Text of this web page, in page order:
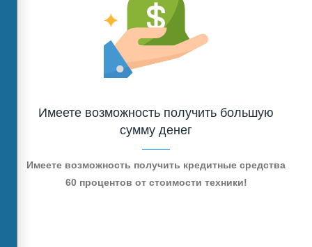
Имеете возможность получить большую
сумму денег
Имеете возможность получить кредитные средства
60 процентов от стоимости техники!